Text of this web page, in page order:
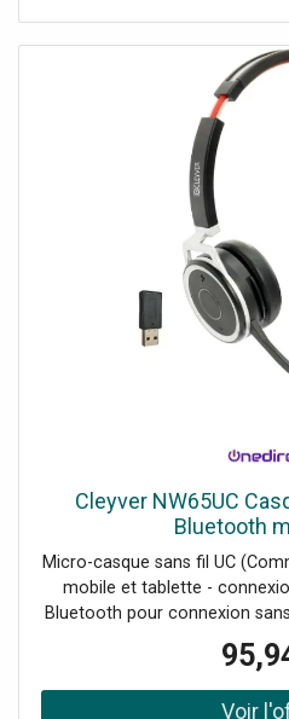
Cleyver NW65UC
Bluetooth
Micro-casque sans fil UC
mobile et tablette -
Bluetooth pour connexion
connectez 2 appareils en
pour un son optimal dans
travail Serre-tête avec 2
confortables et isolants